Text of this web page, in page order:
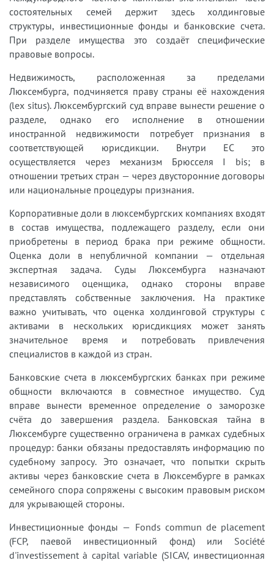
состоятельных семей держит здесь холдинговые
структуры, инвестиционные фонды и банковские счета.
При разделе имущества это создаёт специфические
правовые вопросы.
Недвижимость, расположенная за пределами
Люксембурга, подчиняется праву страны её нахождения
(lex situs). Люксембургский суд вправе вынести решение о
разделе, однако его исполнение в отношении
иностранной недвижимости потребует признания в
соответствующей юрисдикции. Внутри ЕС это
осуществляется через механизм Брюсселя I bis; в
отношении третьих стран — через двусторонние договоры
или национальные процедуры признания.
Корпоративные доли в люксембургских компаниях входят
в состав имущества, подлежащего разделу, если они
приобретены в период брака при режиме общности.
Оценка доли в непубличной компании — отдельная
экспертная задача. Суды Люксембурга назначают
независимого оценщика, однако стороны вправе
представлять собственные заключения. На практике
важно учитывать, что оценка холдинговой структуры с
активами в нескольких юрисдикциях может занять
значительное время и потребовать привлечения
специалистов в каждой из стран.
Банковские счета в люксембургских банках при режиме
общности включаются в совместное имущество. Суд
вправе вынести временное определение о заморозке
счёта до завершения раздела. Банковская тайна в
Люксембурге существенно ограничена в рамках судебных
процедур: банки обязаны предоставлять информацию по
судебному запросу. Это означает, что попытки скрыть
активы через банковские счета в Люксембурге в рамках
семейного спора сопряжены с высоким правовым риском
для укрывающей стороны.
Инвестиционные фонды — Fonds commun de placement
(FCP, паевой инвестиционный фонд) или Société
d'investissement à capital variable (SICAV, инвестиционная